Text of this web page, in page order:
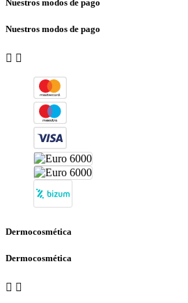
Nuestros modos de pago
Nuestros modos de pago
 
Dermocosmética
Dermocosmética
 